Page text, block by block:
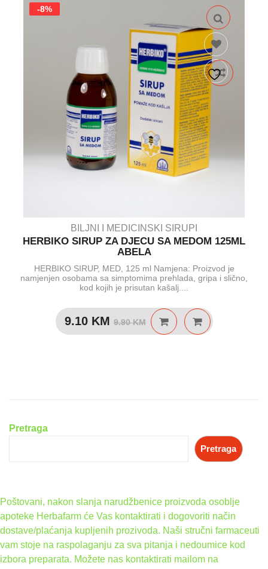
-8%
BILJNI I MEDICINSKI SIRUPI
HERBIKO SIRUP ZA DJECU SA MEDOM 125ML
ABELA
HERBIKO SIRUP, MED, 125 ml Namjena: Proizvod je
namjenjen osobama sa simptomima prehlada, gripa i slično,
kod kojih je prisutan kašalj....
9.90KMIzvorna
9.10 KM
Trenutna
Pretraga
Pretraga
Poštovani, nakon slanja narudžbenice proizvoda osoblje
apoteke Herbafarm će Vas kontaktirati i dogovoriti način
dostave/plaćanja kupljenih prozivoda. Naši stručni farmaceuti
vam stoje na raspolaganju za sva pitanja i nedoumice kod
izbora preparata. Možete nas kontaktirati mailom na